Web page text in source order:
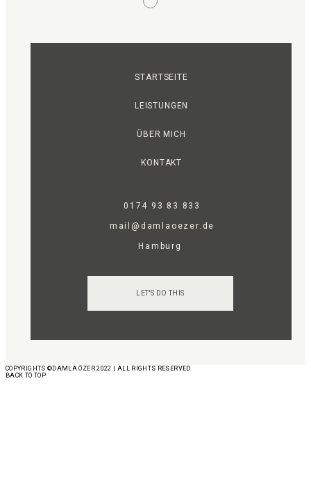
STARTSEITE
LEISTUNGEN
ÜBER MICH
KONTAKT
0174 93 83 833
mail@damlaoezer.de
Hamburg
LET'S DO THIS
COPYRIGHTS ©DAMLA ÖZER 2022 | ALL RIGHTS RESERVED
BACK TO TOP